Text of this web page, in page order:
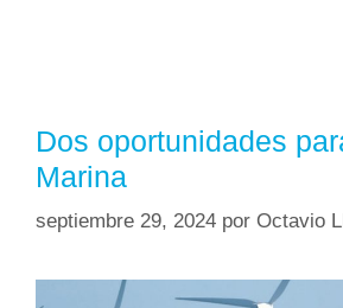
Dos oportunidades
Marina
septiembre 29, 2024 por Octavio